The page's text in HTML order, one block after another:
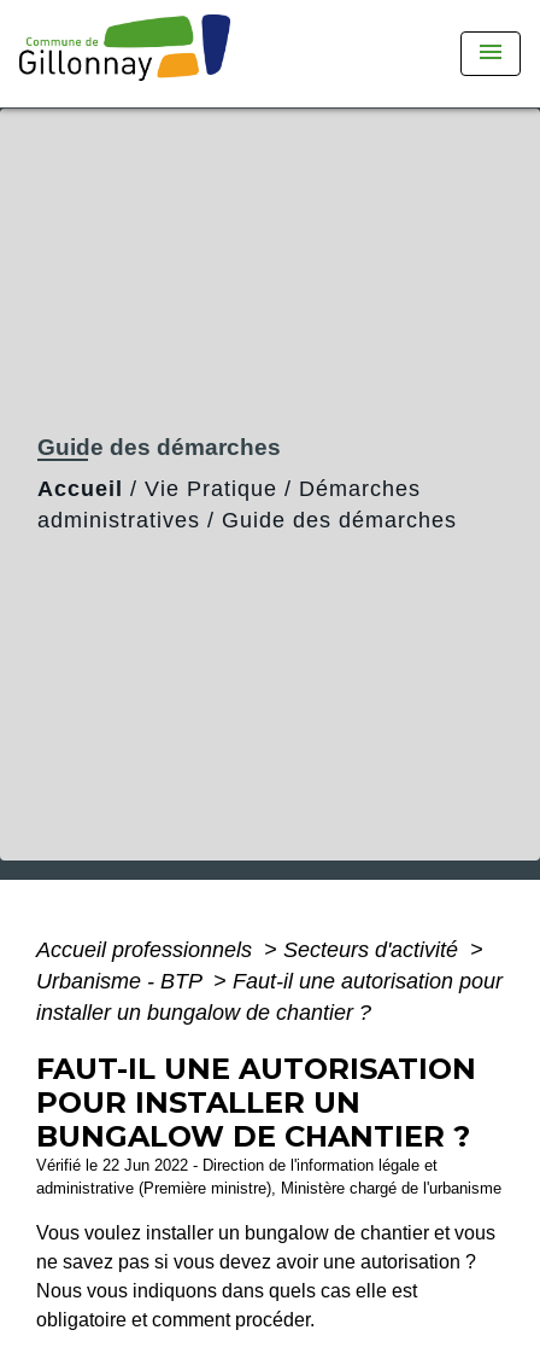
menu
Guide des démarches
Accueil / Vie Pratique / Démarches
administratives / Guide des démarches
Accueil professionnels > Secteurs d'activité >
Urbanisme - BTP > Faut-il une autorisation pour
installer un bungalow de chantier ?
FAUT-IL UNE AUTORISATION
POUR INSTALLER UN
BUNGALOW DE CHANTIER ?
Vérifié le 22 Jun 2022 - Direction de l'information légale et
administrative (Première ministre), Ministère chargé de l'urbanisme
Vous voulez installer un bungalow de chantier et vous
ne savez pas si vous devez avoir une autorisation ?
Nous vous indiquons dans quels cas elle est
obligatoire et comment procéder.